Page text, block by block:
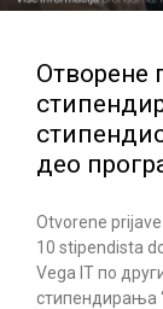
Отворене
део
Otvorene
10 stipendista
Vega IT по
стипендирања